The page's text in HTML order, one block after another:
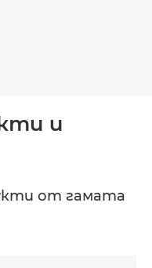
и
от гамата